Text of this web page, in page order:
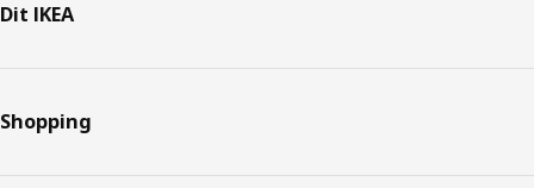
Dit IKEA
Shopping